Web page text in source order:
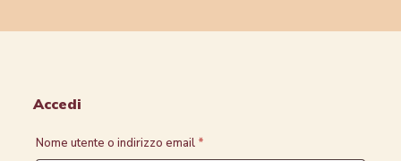
Accedi
Nome utente o indirizzo email *Richiesto